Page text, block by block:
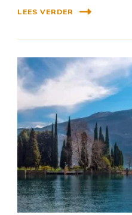
LEES VERDER